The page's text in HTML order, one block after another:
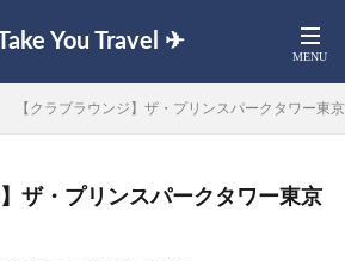
You Travel ✈︎
【クラブラウンジ】ザ・プリンスパークタワー東
ザ・プリンスパークタワー東京